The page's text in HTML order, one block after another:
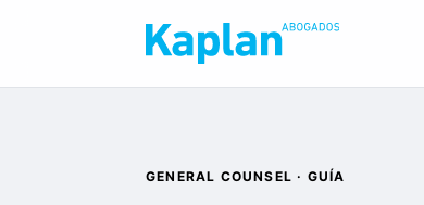
GENERAL COUNSEL · GUÍA